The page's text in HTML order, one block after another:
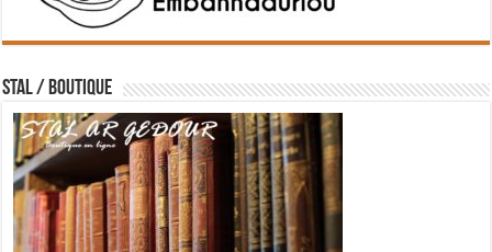
STAL / BOUTIQUE